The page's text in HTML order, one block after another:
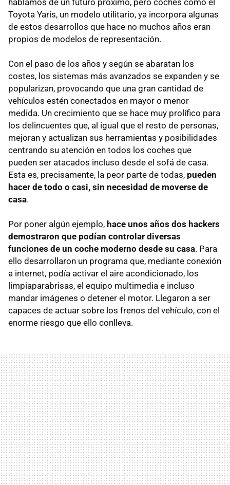
hablamos de un futuro próximo, pero coches como el
Toyota Yaris, un modelo utilitario, ya incorpora algunas
de estos desarrollos que hace no muchos años eran
propios de modelos de representación.
Con el paso de los años y según se abaratan los
costes, los sistemas más avanzados se expanden y se
popularizan, provocando que una gran cantidad de
vehículos estén conectados en mayor o menor
medida. Un crecimiento que se hace muy prolífico para
los delincuentes que, al igual que el resto de personas,
mejoran y actualizan sus herramientas y posibilidades
centrando su atención en todos los coches que
pueden ser atacados incluso desde el sofá de casa.
Esta es, precisamente, la peor parte de todas, pueden
hacer de todo o casi, sin necesidad de moverse de
casa.
Por poner algún ejemplo, hace unos años dos hackers
demostraron que podían controlar diversas
funciones de un coche moderno desde su casa. Para
ello desarrollaron un programa que, mediante conexión
a internet, podía activar el aire acondicionado, los
limpiaparabrisas, el equipo multimedia e incluso
mandar imágenes o detener el motor. Llegaron a ser
capaces de actuar sobre los frenos del vehículo, con el
enorme riesgo que ello conlleva.